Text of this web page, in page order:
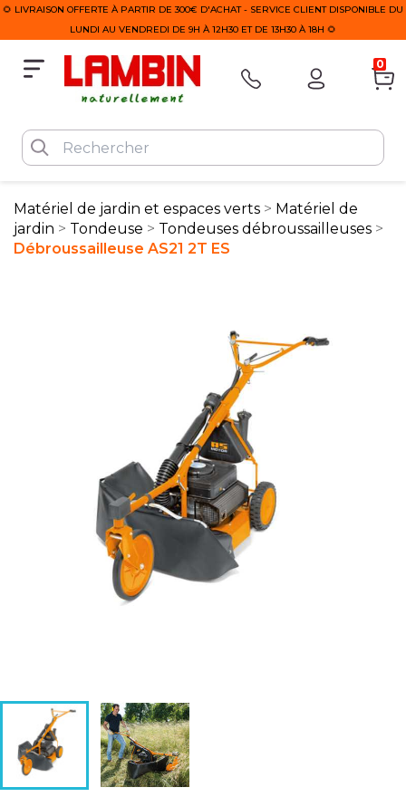
🌻 LIVRAISON OFFERTE À PARTIR DE 300€ D'ACHAT - SERVICE CLIENT DISPONIBLE DU
LUNDI AU VENDREDI DE 9H À 12H30 ET DE 13H30 À 18H 🌻
0
Matériel de jardin et espaces verts
Matériel de
jardin
Tondeuse
Tondeuses débroussailleuses
Débroussailleuse AS21 2T ES